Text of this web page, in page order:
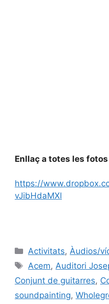
Enllaç a totes les
https://
vJibHdaMXl
Activitats, Àudios/
Acem, Auditori
Conjunt de guitarres,
soundpainting,